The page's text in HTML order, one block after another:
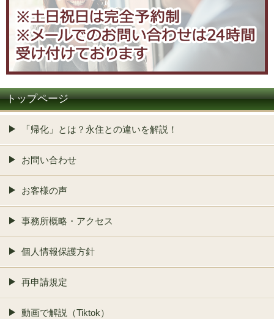
トップページ
「帰化」とは？永住との違いを解説！
お問い合わせ
お客様の声
事務所概略・アクセス
個人情報保護方針
再申請規定
動画で解説（Tiktok）